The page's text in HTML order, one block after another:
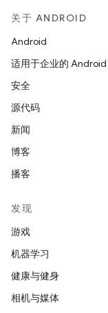
关于 ANDROID
Android
适用于企业的 Android
安全
源代码
新闻
博客
播客
发现
游戏
机器学习
健康与健身
相机与媒体